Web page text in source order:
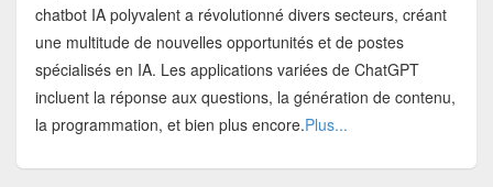
chatbot IA polyvalent a révolutionné divers secteurs, créant
une multitude de nouvelles opportunités et de postes
spécialisés en IA. Les applications variées de ChatGPT
incluent la réponse aux questions, la génération de contenu,
la programmation, et bien plus encore.Plus...